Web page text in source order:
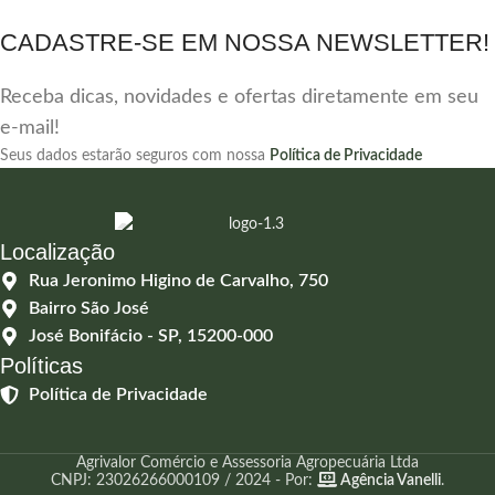
CADASTRE-SE EM NOSSA NEWSLETTER!
Receba dicas, novidades e ofertas diretamente em seu
e-mail!
Seus dados estarão seguros com nossa Política de Privacidade
Localização
Rua Jeronimo Higino de Carvalho, 750
Bairro São José
José Bonifácio - SP, 15200-000
Políticas
Política de Privacidade
Agrivalor Comércio e Assessoria Agropecuária Ltda
CNPJ: 23026266000109 / 2024 - Por:
Agência Vanelli.